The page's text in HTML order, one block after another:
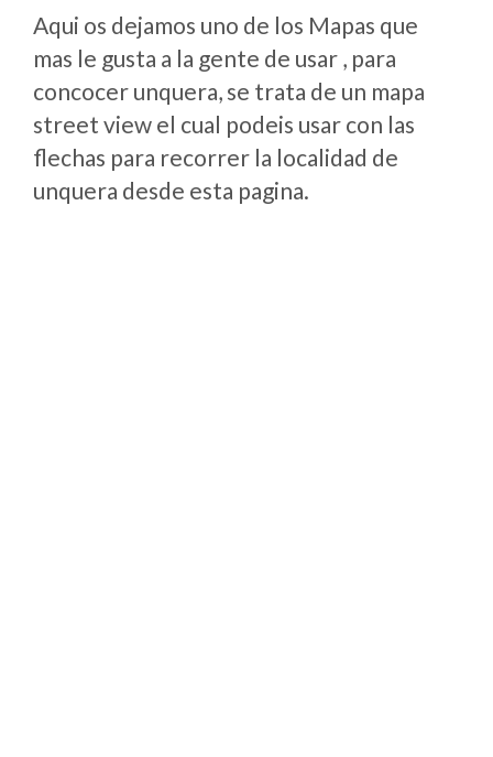
Aqui os dejamos uno de los Mapas que
mas le gusta a la gente de usar , para
concocer unquera, se trata de un mapa
street view el cual podeis usar con las
flechas para recorrer la localidad de
unquera desde esta pagina.